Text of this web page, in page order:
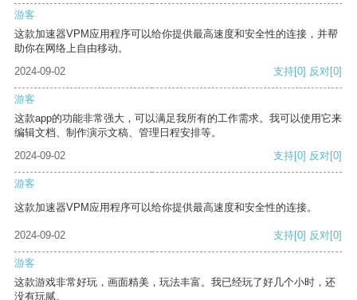
游客
这款加速器VPM应用程序可以给你提供最高速度和安全性的连接，并帮
助你在网络上自由移动。
2024-09-02
支持[0] 反对[0]
游客
这款app的功能非常强大，可以满足我所有的工作需求。我可以使用它来
编辑文档、制作演示文稿、管理日程安排等。
2024-09-02
支持[0] 反对[0]
游客
这款加速器VPM应用程序可以给你提供最高速度和安全性的连接。
2024-09-02 支持[0] 反对[0]
游客
这款游戏非常好玩，画面精美，玩法丰富。我已经玩了好几个小时，还
没有玩腻。